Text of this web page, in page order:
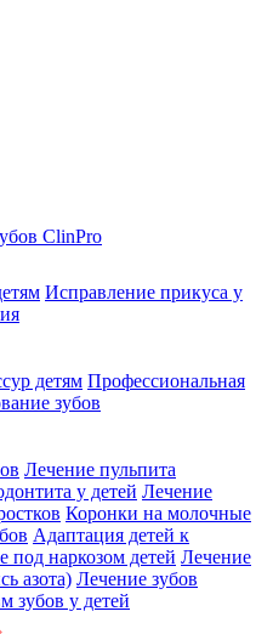
ClinPro
Исправление прикуса у
детям Профессиональная
зубов
Лечение пульпита
у детей Лечение
Коронки на молочные
Адаптация детей к
под наркозом детей Лечение
азота) Лечение зубов
зубов у детей